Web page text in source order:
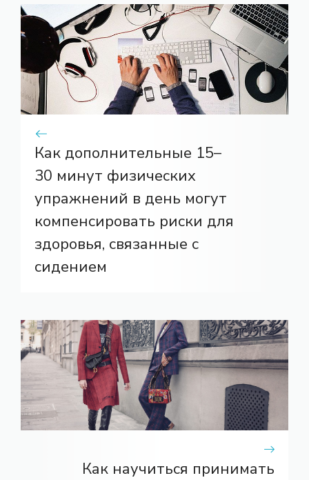
Как дополнительные 15–
30 минут физических
упражнений в день могут
компенсировать риски для
здоровья, связанные с
сидением
Как научиться принимать